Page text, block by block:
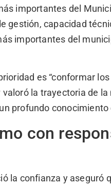
importantes del
gestión, capacidad
importantes del
es “conformar
la trayectoria de
profundo
con
la confianza y aseguró